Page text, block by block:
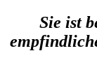
Sie ist